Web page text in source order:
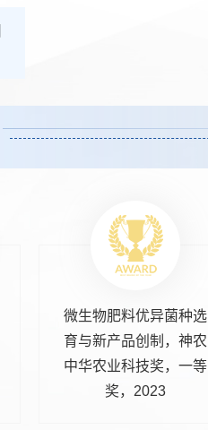
微生物肥料优异菌种选
育与新产品创制，神农
中华农业科技奖，一等
奖，2023